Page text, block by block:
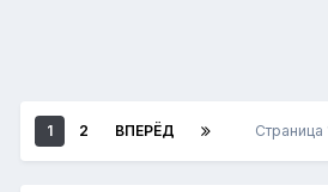
1 2 ВПЕРЁД Страница